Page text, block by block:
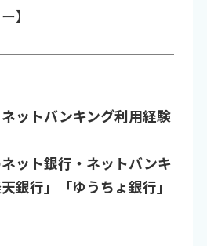
】
ットバンキング利用経験
ト銀行・ネットバンキ
銀行」「ゆうちょ銀行」